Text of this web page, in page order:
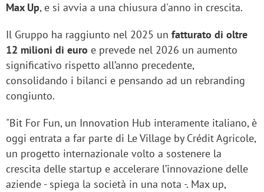
Max Up, e si avvia a una chiusura d'anno in crescita.
Il Gruppo ha raggiunto nel 2025 un fatturato di oltre
12 milioni di euro e prevede nel 2026 un aumento
significativo rispetto all’anno precedente,
consolidando i bilanci e pensando ad un rebranding
congiunto.
"Bit For Fun, un Innovation Hub interamente italiano, è
oggi entrata a far parte di Le Village by Crédit Agricole,
un progetto internazionale volto a sostenere la
crescita delle startup e accelerare l’innovazione delle
aziende - spiega la società in una nota -. Max up,